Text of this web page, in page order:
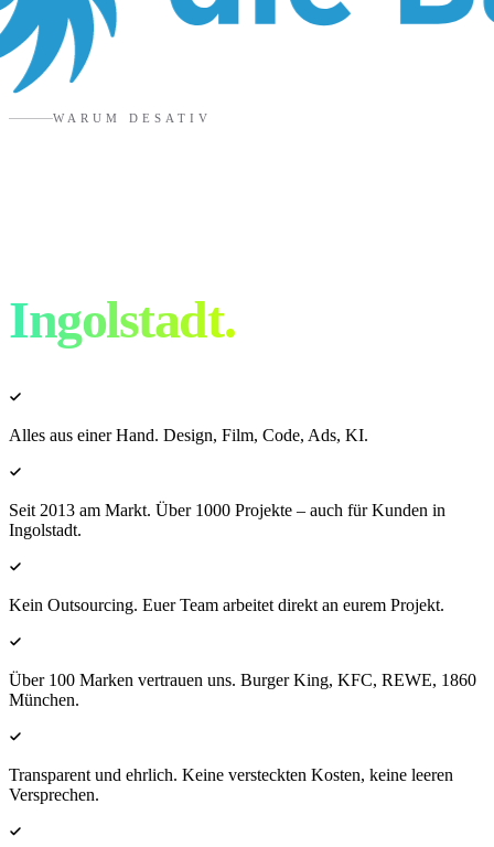
WARUM DESATIV
Ingolstadt.
Alles aus einer Hand. Design, Film, Code, Ads, KI.
Seit 2013 am Markt. Über 1000 Projekte – auch für Kunden in
Ingolstadt.
Kein Outsourcing. Euer Team arbeitet direkt an eurem Projekt.
Über 100 Marken vertrauen uns. Burger King, KFC, REWE, 1860
München.
Transparent und ehrlich. Keine versteckten Kosten, keine leeren
Versprechen.